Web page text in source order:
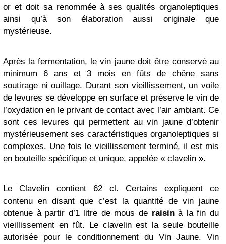
or et doit sa renommée à ses qualités organoleptiques
ainsi qu’à son élaboration aussi originale que
mystérieuse.
Après la fermentation, le vin jaune doit être conservé au
minimum 6 ans et 3 mois en fûts de chêne sans
soutirage ni ouillage. Durant son vieillissement, un voile
de levures se développe en surface et préserve le vin de
l’oxydation en le privant de contact avec l’air ambiant. Ce
sont ces levures qui permettent au vin jaune d’obtenir
mystérieusement ses caractéristiques organoleptiques si
complexes. Une fois le vieillissement terminé, il est mis
en bouteille spécifique et unique, appelée « clavelin ».
Le Clavelin contient 62 cl. Certains expliquent ce
contenu en disant que c’est la quantité de vin jaune
obtenue à partir d’1 litre de mous de raisinà la fin du
vieillissement en fût. Le clavelin est la seule bouteille
autorisée pour le conditionnement du Vin Jaune. Vin